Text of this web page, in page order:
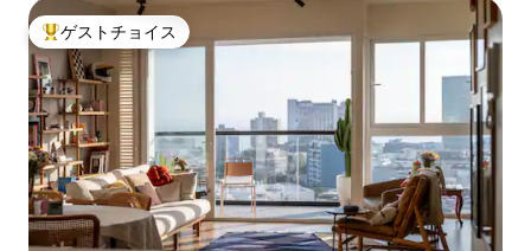
大好評のゲストチョイスです。
ゲストチョイス